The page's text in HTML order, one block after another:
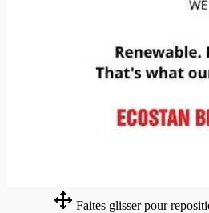
Créer un compte
Mode nuit
Faites glisser pour